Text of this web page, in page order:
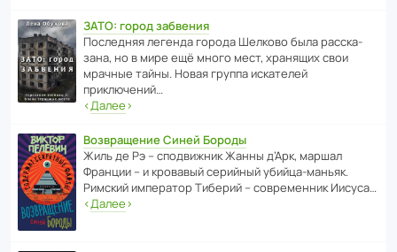
ЗАТО: город забвения
После­дняя легенда города Шелково была расска­
зана, но в мире ещё много мест, хранящих свои
мрачные тайны. Новая группа иска­телей
приключений…
‹Далее›
Возвращение Синей Бороды
Жиль де Рэ – спод­ви­жник Жанны д’Арк, маршал
Франции – и кровавый серийный убийца-маньяк.
Римский импе­ратор Тиберий – совре­менник Иисуса…
‹Далее›